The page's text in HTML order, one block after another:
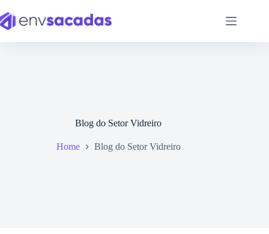
Blog do Setor Vidreiro
Home Blog do Setor Vidreiro